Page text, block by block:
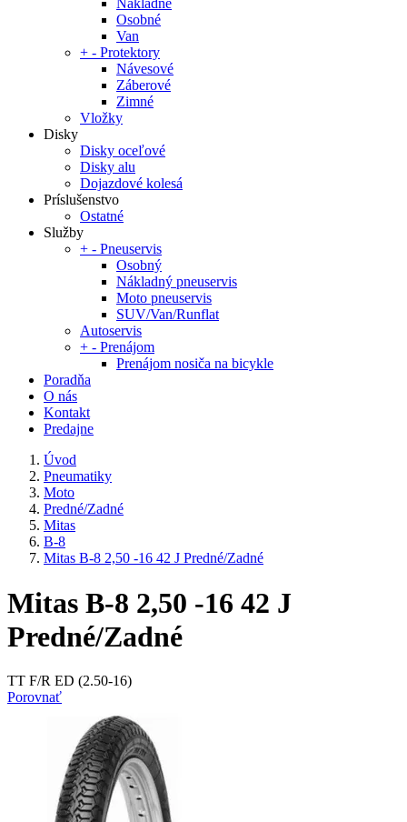
Nákladné
Osobné
Van
+ - Protektory
Návesové
Záberové
Zimné
Vložky
Disky
Disky oceľové
Disky alu
Dojazdové kolesá
Príslušenstvo
Ostatné
Služby
+ - Pneuservis
Osobný
Nákladný pneuservis
Moto pneuservis
SUV/Van/Runflat
Autoservis
+ - Prenájom
Prenájom nosiča na bicykle
Poradňa
O nás
Kontakt
Predajne
Úvod
Pneumatiky
Moto
Predné/Zadné
Mitas
B-8
Mitas B-8 2,50 -16 42 J Predné/Zadné
Mitas B-8 2,50 -16 42 J
Predné/Zadné
TT F/R ED (2.50-16)
Porovnať